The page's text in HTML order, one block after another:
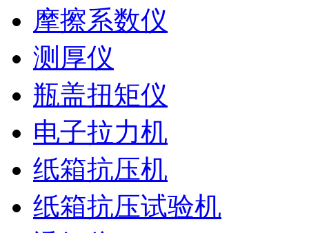
摩擦系数仪
测厚仪
瓶盖扭矩仪
电子拉力机
纸箱抗压机
纸箱抗压试验机